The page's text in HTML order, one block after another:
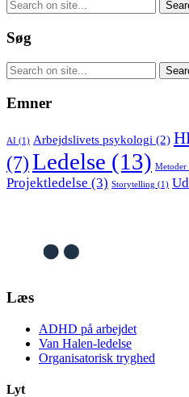
Søg
Emner
AI (1) Arbejdslivets psykologi (2)
(7)Ledelse (13) Metoder
Projektledelse (3) Storytelling (1)
Læs
ADHD på arbejdet
Van Halen-ledelse
Organisatorisk tryghed
Lyt